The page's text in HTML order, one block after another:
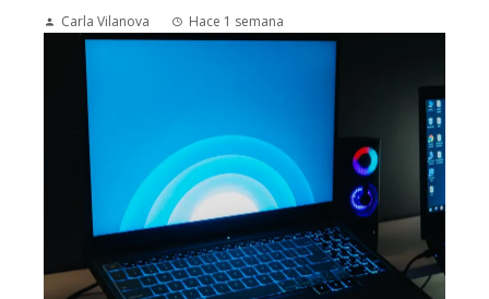
Carla Vilanova Hace 1 semana